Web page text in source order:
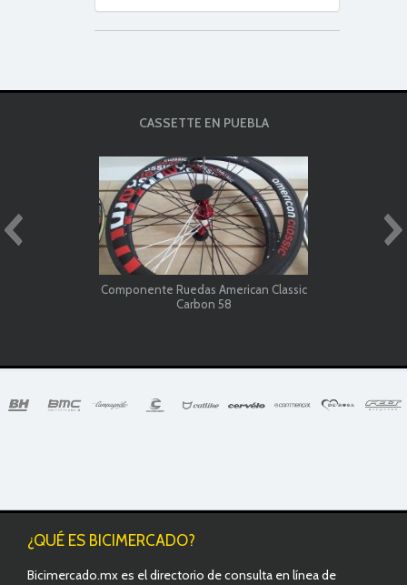
CASSETTE EN PUEBLA
Componente Ruedas American Classic
Carbon 58
¿QUÉ ES BICIMERCADO?
Bicimercado.mx es el directorio de consulta en línea de